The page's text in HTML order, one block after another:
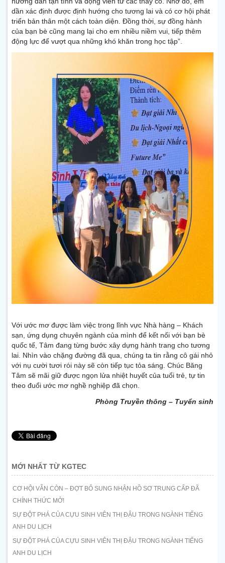
dần xác định được định hướng cho tương lai và có cơ hội phát
triển bản thân một cách toàn diện. Đồng thời, sự đồng hành
của bạn bè cũng mang lại cho em nhiều niềm vui, tiếp thêm
động lực để vượt qua những khó khăn trong học tập”.
Với ước mơ được làm việc trong lĩnh vực Nhà hàng – Khách
sạn, ứng dụng chuyên ngành của mình để kết nối với bạn bè
quốc tế, Tâm đang từng bước xây dựng hành trang cho tương
lai. Nhìn vào chặng đường đã qua, chúng ta tin rằng cô gái nhỏ
với nụ cười tươi rói này sẽ còn tiếp tục tỏa sáng. Chúc Băng
Tâm sẽ mãi giữ được ngọn lửa nhiệt huyết của tuổi trẻ, tự tin
theo đuổi ước mơ nghề nghiệp đã chọn.
Phòng Truyền thông – Tuyển sinh
MỚI NHẤT TỪ KGTEC
CƠ HỘI VẪN CÒN – ĐỢT BỔ SUNG NHẬN HỒ SƠ TRUNG CẤP ĐÃ
CHÍNH THỨC MỞ!
SỰ ĐỘT PHÁ CỦA CỰU SINH VIÊN THỊ ĐẬU TRONG NGÀNH TIẾNG
ANH DU LỊCH
SỰ ĐỘT PHÁ CỦA CỰU SINH VIÊN THỊ ĐẬU TRONG NGÀNH TIẾNG
ANH DU LỊCH